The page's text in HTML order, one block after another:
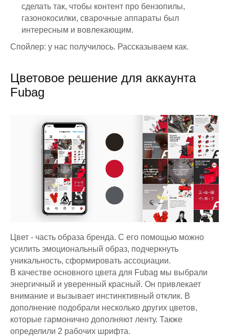
сделать так, чтобы контент про бензопилы,
газонокосилки, сварочные аппараты был
интересным и вовлекающим.
Спойлер: у нас получилось. Рассказываем как.
Цветовое решение для аккаунта
Fubag
Цвет - часть образа бренда. С его помощью можно
усилить эмоциональный образ, подчеркнуть
уникальность, сформировать ассоциации.
В качестве основного цвета для Fubag мы выбрали
энергичный и уверенный красный. Он привлекает
внимание и вызывает инстинктивный отклик. В
дополнение подобрали несколько других цветов,
которые гармонично дополняют ленту. Также
определили 2 рабочих шрифта.